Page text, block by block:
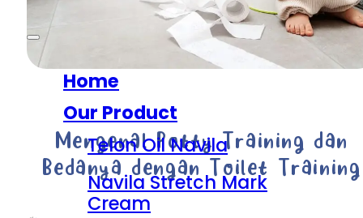
Home
Our Product
Telon Oil Navila
Navila Stretch Mark
Cream
Mengenal Potty Training dan
Bedanya dengan Toilet Training